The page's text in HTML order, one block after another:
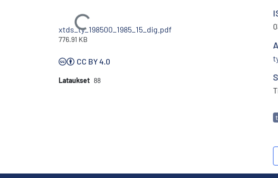
Ladataan...
xtds_ty_198500_1985_15_dig.pdf
776.91 KB
CC BY 4.0
Lataukset 88